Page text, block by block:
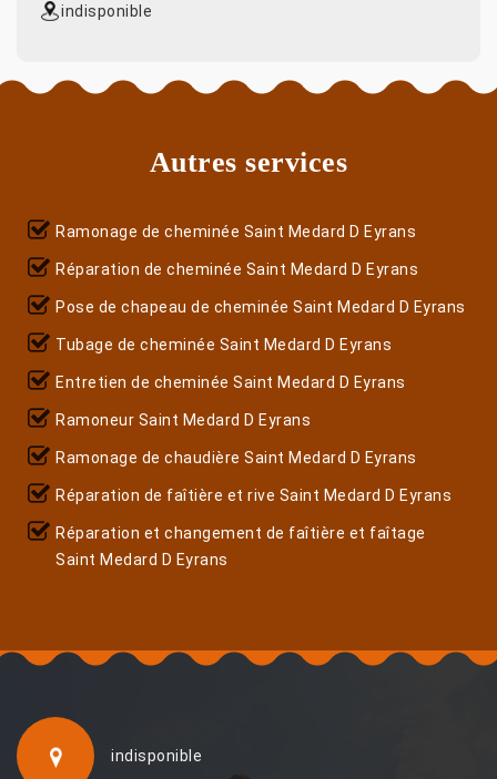
indisponible
Autres services
Ramonage de cheminée Saint Medard D Eyrans
Réparation de cheminée Saint Medard D Eyrans
Pose de chapeau de cheminée Saint Medard D Eyrans
Tubage de cheminée Saint Medard D Eyrans
Entretien de cheminée Saint Medard D Eyrans
Ramoneur Saint Medard D Eyrans
Ramonage de chaudière Saint Medard D Eyrans
Réparation de faîtière et rive Saint Medard D Eyrans
Réparation et changement de faîtière et faîtage
Saint Medard D Eyrans
indisponible